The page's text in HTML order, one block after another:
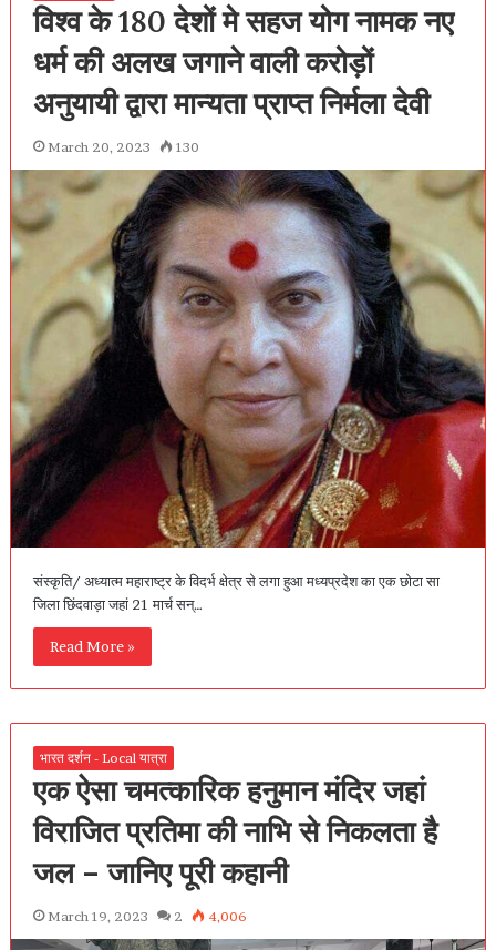
विश्व के 180 देशों मे सहज योग नामक नए
धर्म की अलख जगाने वाली करोड़ों
अनुयायी द्वारा मान्यता प्राप्त निर्मला देवी
March 20, 2023 130
संस्कृति/ अध्यात्म महाराष्ट्र के विदर्भ क्षेत्र से लगा हुआ मध्यप्रदेश का एक छोटा सा
जिला छिंदवाड़ा जहां 21 मार्च सन्…
Read More »
भारत दर्शन - Local यात्रा
एक ऐसा चमत्कारिक हनुमान मंदिर जहां
विराजित प्रतिमा की नाभि से निकलता है
जल – जानिए पूरी कहानी
March 19, 2023 2 4,006